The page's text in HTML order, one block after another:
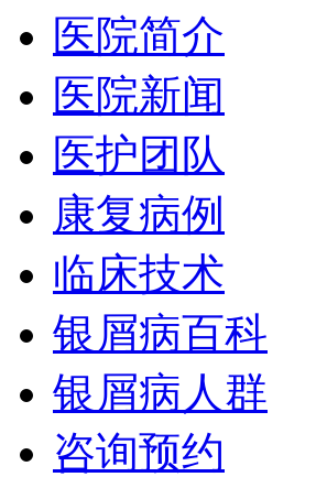
医院简介
医院新闻
医护团队
康复病例
临床技术
银屑病百科
银屑病人群
咨询预约